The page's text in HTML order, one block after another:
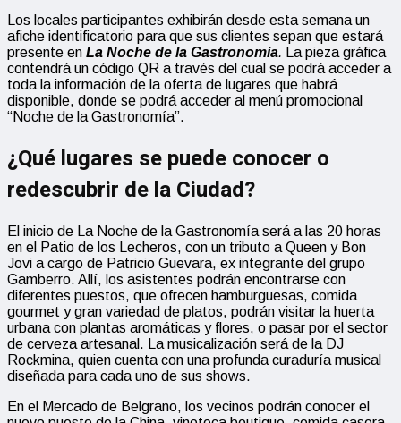
Los locales participantes exhibirán desde esta semana un
afiche identificatorio para que sus clientes sepan que estará
presente en La Noche de la Gastronomía. La pieza gráfica
contendrá un código QR a través del cual se podrá acceder a
toda la información de la oferta de lugares que habrá
disponible, donde se podrá acceder al menú promocional
“Noche de la Gastronomía”.
¿Qué lugares se puede conocer o
redescubrir de la Ciudad?
El inicio de La Noche de la Gastronomía será a las 20 horas
en el Patio de los Lecheros, con un tributo a Queen y Bon
Jovi a cargo de Patricio Guevara, ex integrante del grupo
Gamberro. Allí, los asistentes podrán encontrarse con
diferentes puestos, que ofrecen hamburguesas, comida
gourmet y gran variedad de platos, podrán visitar la huerta
urbana con plantas aromáticas y flores, o pasar por el sector
de cerveza artesanal. La musicalización será de la DJ
Rockmina, quien cuenta con una profunda curaduría musical
diseñada para cada uno de sus shows.
En el Mercado de Belgrano, los vecinos podrán conocer el